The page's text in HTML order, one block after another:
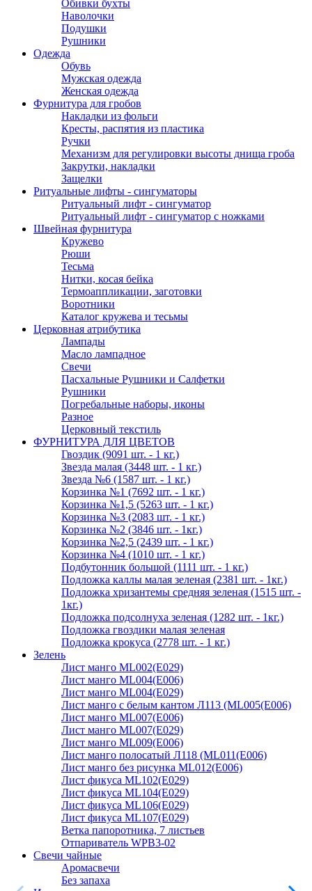
Обивки бухты
Наволочки
Подушки
Рушники
Одежда
Обувь
Мужская одежда
Женская одежда
Фурнитура для гробов
Накладки из фольги
Кресты, распятия из пластика
Ручки
Механизм для регулировки высоты днища гроба
Закрутки, накладки
Защелки
Ритуальные лифты - сингуматоры
Ритуальный лифт - сингуматор
Ритуальный лифт - сингуматор с ножками
Швейная фурнитура
Кружево
Рюши
Тесьма
Нитки, косая бейка
Термоаппликации, заготовки
Воротники
Каталог кружева и тесьмы
Церковная атрибутика
Лампады
Масло лампадное
Свечи
Пасхальные Рушники и Салфетки
Рушники
Погребальные наборы, иконы
Разное
Церковный текстиль
ФУРНИТУРА ДЛЯ ЦВЕТОВ
Гвоздик (9091 шт. - 1 кг.)
Звезда малая (3448 шт. - 1 кг.)
Звезда №6 (1587 шт. - 1 кг.)
Корзинка №1 (7692 шт. - 1 кг.)
Корзинка №1,5 (5263 шт. - 1 кг.)
Корзинка №3 (2083 шт. - 1 кг.)
Корзинка №2 (3846 шт. - 1кг.)
Корзинка №2,5 (2439 шт. - 1 кг.)
Корзинка №4 (1010 шт. - 1 кг.)
Подбутонник большой (1111 шт. - 1 кг.)
Подложка каллы малая зеленая (2381 шт. - 1кг.)
Подложка хризантемы средняя зеленая (1515 шт. -
1кг.)
Подложка подсолнуха зеленая (1282 шт. - 1кг.)
Подложка гвоздики малая зеленая
Подложка крокуса (2778 шт. - 1 кг.)
Зелень
Лист манго ML002(E029)
Лист манго ML004(E006)
Лист манго ML004(E029)
Лист манго с белым кантом Л113 (ML005(E006)
Лист манго ML007(E006)
Лист манго ML007(E029)
Лист манго ML009(E006)
Лист манго полосатый Л118 (ML011(E006)
Лист манго без рисунка ML012(E006)
Лист фикуса ML102(E029)
Лист фикуса ML104(E029)
Лист фикуса ML106(E029)
Лист фикуса ML107(E029)
Ветка папоротника, 7 листьев
Отпариватель WPB3-02
Свечи чайные
Аромасвечи
Без запаха